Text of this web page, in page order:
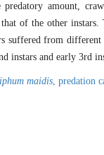
amount,
that of the other
suffered from
instars and early 3rd
maidis, predation